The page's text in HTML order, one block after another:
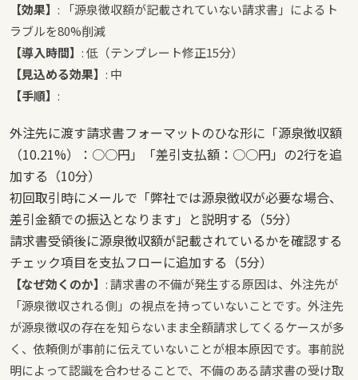
【効果】 : 「源泉徴収額が記載されていない請求書」によるト
ラブルを80%削減
【導入時間】 : 低（テンプレート修正15分）
【見込める効果】 : 中
【手順】 :
外注先に渡す請求書フォーマットのひな形に「源泉徴収額
（10.21%）：○○円」「差引支払額：○○円」の2行を追
加する（10分）
初回取引時にメールで「弊社では源泉徴収が必要な場合、
差引金額での振込となります」と説明する（5分）
請求書受領後に源泉徴収額が記載されているかを確認する
チェック項目を支払フローに追加する（5分）
【なぜ効くのか】 : 請求書の不備が発生する原因は、外注先が
「源泉徴収される側」の視点を持っていないことです。外注先
が源泉徴収の存在を知らないまま全額請求してくるケースが多
く、依頼側が事前に伝えていないことが根本原因です。事前説
明によって認識を合わせることで、不備のある請求書の受け取